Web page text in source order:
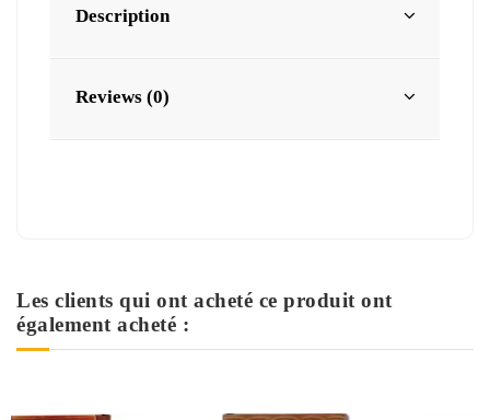
Description
Reviews (0)
Les clients qui ont acheté ce produit ont
également acheté :